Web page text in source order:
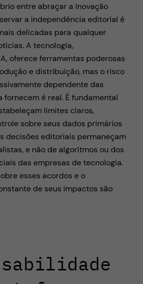
entre abraçar a inovação
a independência editorial é
delicadas para qualquer
A tecnologia,
oferece ferramentas poderosas
e distribuição, mas o risco
dependente das
fornecem é real. É fundamental
limites claros,
sobre seus dados primários
decisões editoriais permaneçam
e não de algoritmos ou dos
das empresas de tecnologia.
esses acordos e o
de seus impactos são